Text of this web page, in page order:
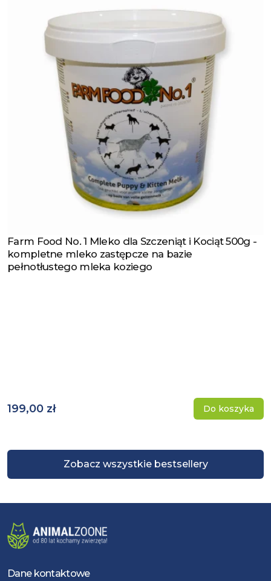
Zobacz wszystkie bestsellery
Zobacz produkt
Farm Food No. 1 Mleko dla Szczeniąt i Kociąt 500g -
kompletne mleko zastępcze na bazie
pełnotłustego mleka koziego
199,00 zł Do koszyka
Dane kontaktowe